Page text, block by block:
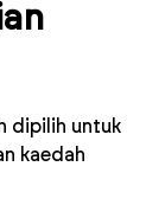
dipilih untuk
kaedah